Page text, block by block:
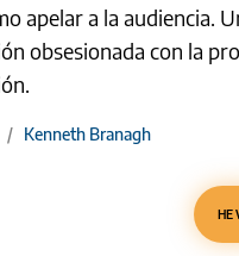
apelar a la audiencia.
obsesionada con la
/ Kenneth Branagh
HE